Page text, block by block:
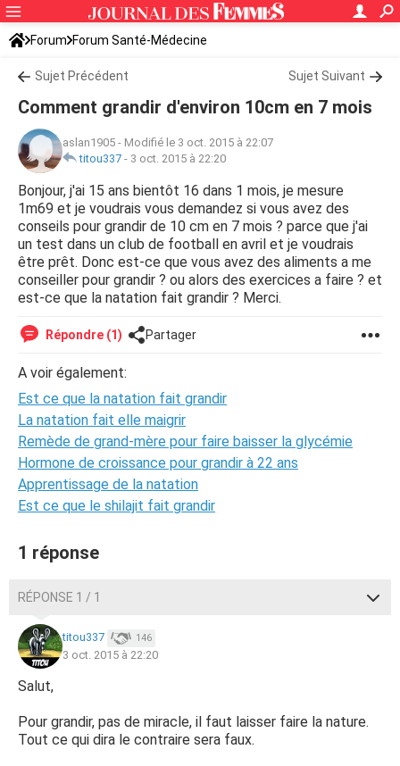
Forum Forum Santé-Médecine
Symptômes et maladies courantes
Sujet Précédent Sujet Suivant
Comment grandir d'environ 10cm en 7 mois
aslan1905 - Modifié le 3 oct. 2015 à 22:07
titou337 - 3 oct. 2015 à 22:20
Bonjour, j'ai 15 ans bientôt 16 dans 1 mois, je mesure
1m69 et je voudrais vous demandez si vous avez des
conseils pour grandir de 10 cm en 7 mois ? parce que j'ai
un test dans un club de football en avril et je voudrais
être prêt. Donc est-ce que vous avez des aliments a me
conseiller pour grandir ? ou alors des exercices a faire ? et
est-ce que la natation fait grandir ? Merci.
Répondre (1) Partager
A voir également:
Est ce que la natation fait grandir
La natation fait elle maigrir
Remède de grand-mère pour faire baisser la glycémie
Hormone de croissance pour grandir à 22 ans
Apprentissage de la natation
Est ce que le shilajit fait grandir
1 réponse
RÉPONSE 1 / 1
titou337 146
3 oct. 2015 à 22:20
Salut,
Pour grandir, pas de miracle, il faut laisser faire la nature.
Tout ce qui dira le contraire sera faux.